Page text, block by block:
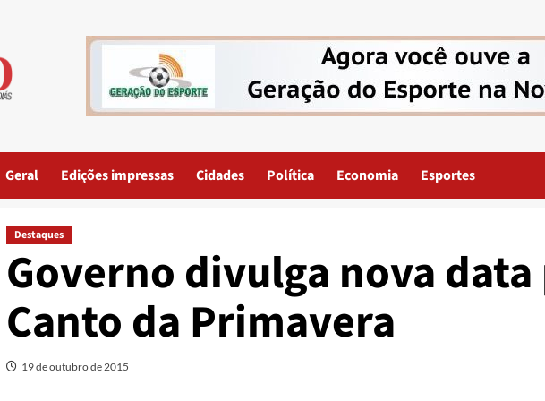
Geral Edições impressas Cidades Política Economia Esportes
Destaques
Governo divulga nova data
Canto da Primavera
19 de outubro de 2015